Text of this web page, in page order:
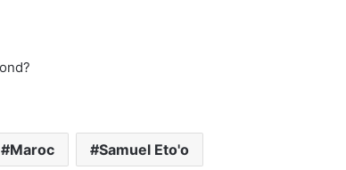
Maroc Samuel Eto'o